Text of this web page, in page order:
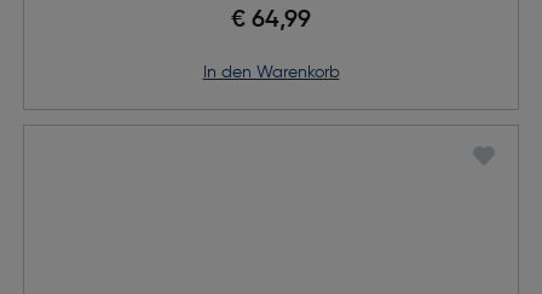
€ 64,99
in den Warenkorb